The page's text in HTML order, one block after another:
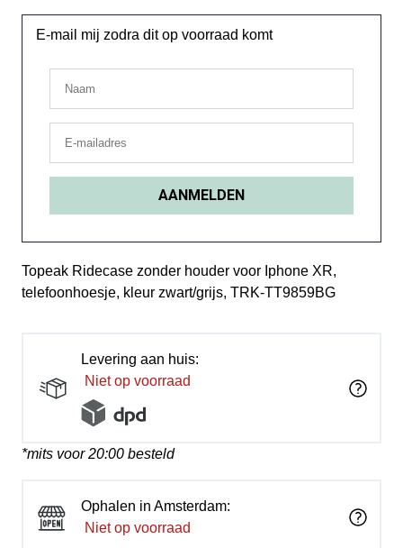
E-mail mij zodra dit op voorraad komt
Topeak Ridecase zonder houder voor Iphone XR,
telefoonhoesje, kleur zwart/grijs, TRK-TT9859BG
Levering aan huis:
Niet op voorraad
*mits voor 20:00 besteld
Ophalen in Amsterdam:
Niet op voorraad